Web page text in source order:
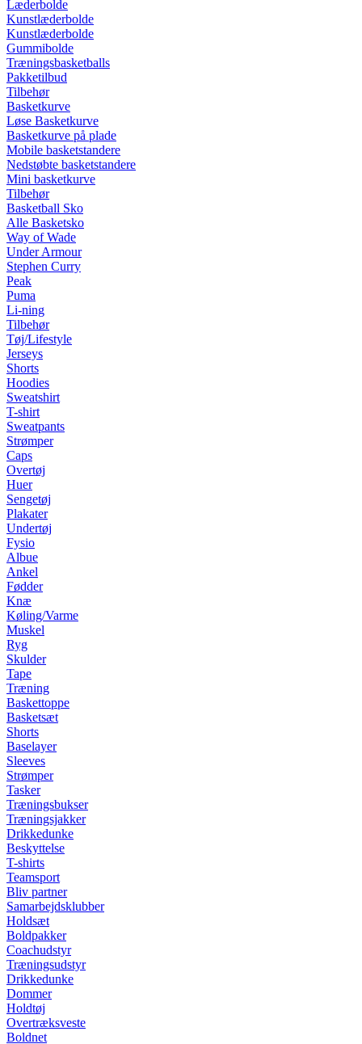
Læderbolde
Kunstlæderbolde
Kunstlæderbolde
Gummibolde
Træningsbasketballs
Pakketilbud
Tilbehør
Basketkurve
Løse Basketkurve
Basketkurve på plade
Mobile basketstandere
Nedstøbte basketstandere
Mini basketkurve
Tilbehør
Basketball Sko
Alle Basketsko
Way of Wade
Under Armour
Stephen Curry
Peak
Puma
Li-ning
Tilbehør
Tøj/Lifestyle
Jerseys
Shorts
Hoodies
Sweatshirt
T-shirt
Sweatpants
Strømper
Caps
Overtøj
Huer
Sengetøj
Plakater
Undertøj
Fysio
Albue
Ankel
Fødder
Knæ
Køling/Varme
Muskel
Ryg
Skulder
Tape
Træning
Baskettoppe
Basketsæt
Shorts
Baselayer
Sleeves
Strømper
Tasker
Træningsbukser
Træningsjakker
Drikkedunke
Beskyttelse
T-shirts
Teamsport
Bliv partner
Samarbejdsklubber
Holdsæt
Boldpakker
Coachudstyr
Træningsudstyr
Drikkedunke
Dommer
Holdtøj
Overtræksveste
Boldnet